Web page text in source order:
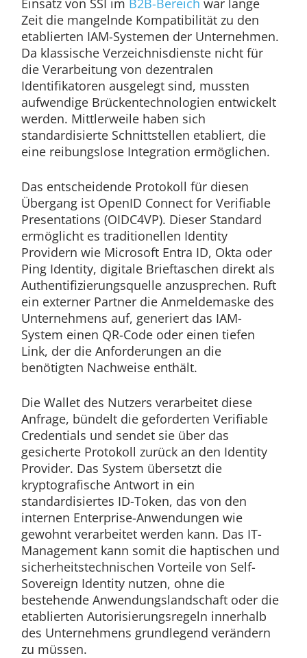
Zeit die mangelnde Kompatibilität zu den
etablierten IAM-Systemen der Unternehmen.
Da klassische Verzeichnisdienste nicht für
die Verarbeitung von dezentralen
Identifikatoren ausgelegt sind, mussten
aufwendige Brückentechnologien entwickelt
werden. Mittlerweile haben sich
standardisierte Schnittstellen etabliert, die
eine reibungslose Integration ermöglichen.
Das entscheidende Protokoll für diesen
Übergang ist OpenID Connect for Verifiable
Presentations (OIDC4VP). Dieser Standard
ermöglicht es traditionellen Identity
Providern wie Microsoft Entra ID, Okta oder
Ping Identity, digitale Brieftaschen direkt als
Authentifizierungsquelle anzusprechen. Ruft
ein externer Partner die Anmeldemaske des
Unternehmens auf, generiert das IAM-
System einen QR-Code oder einen tiefen
Link, der die Anforderungen an die
benötigten Nachweise enthält.
Die Wallet des Nutzers verarbeitet diese
Anfrage, bündelt die geforderten Verifiable
Credentials und sendet sie über das
gesicherte Protokoll zurück an den Identity
Provider. Das System übersetzt die
kryptografische Antwort in ein
standardisiertes ID-Token, das von den
internen Enterprise-Anwendungen wie
gewohnt verarbeitet werden kann. Das IT-
Management kann somit die haptischen und
sicherheitstechnischen Vorteile von Self-
Sovereign Identity nutzen, ohne die
bestehende Anwendungslandschaft oder die
etablierten Autorisierungsregeln innerhalb
des Unternehmens grundlegend verändern
zu müssen.